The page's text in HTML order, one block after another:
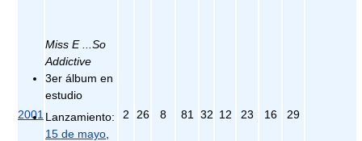
2001
Miss E ...So
Addictive
3er álbum en
estudio
Lanzamiento:
15 de mayo
2 26 8 81 32 12 23 16 29